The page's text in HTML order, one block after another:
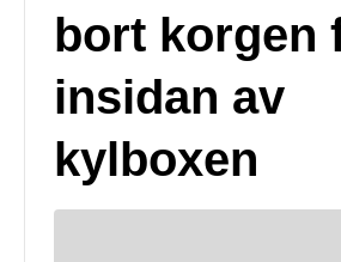
bort korgen
insidan av
kylboxen